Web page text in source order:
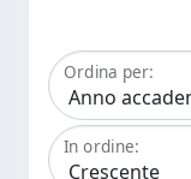
Ordina per:
In ordine: